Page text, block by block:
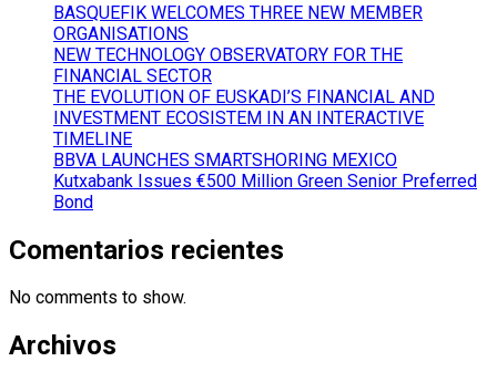
BASQUEFIK WELCOMES THREE NEW MEMBER
ORGANISATIONS
NEW TECHNOLOGY OBSERVATORY FOR THE
FINANCIAL SECTOR
THE EVOLUTION OF EUSKADI’S FINANCIAL AND
INVESTMENT ECOSISTEM IN AN INTERACTIVE
TIMELINE
BBVA LAUNCHES SMARTSHORING MEXICO
Kutxabank Issues €500 Million Green Senior Preferred
Bond
Comentarios recientes
No comments to show.
Archivos